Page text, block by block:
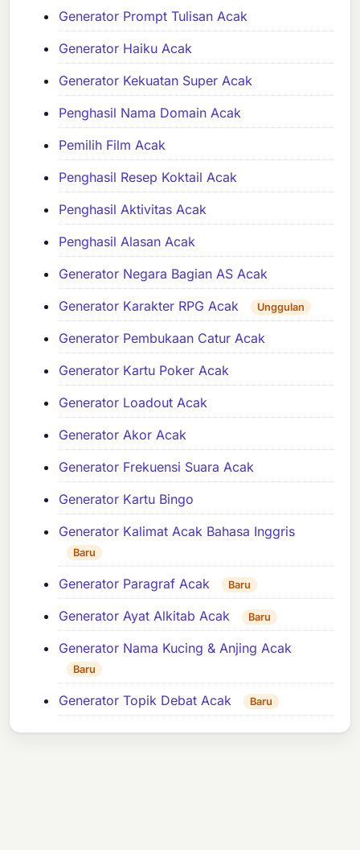
Generator Prompt Tulisan Acak
Generator Haiku Acak
Generator Kekuatan Super Acak
Penghasil Nama Domain Acak
Pemilih Film Acak
Penghasil Resep Koktail Acak
Penghasil Aktivitas Acak
Penghasil Alasan Acak
Generator Negara Bagian AS Acak
Generator Karakter RPG Acak
Unggulan
Generator Pembukaan Catur Acak
Generator Kartu Poker Acak
Generator Loadout Acak
Generator Akor Acak
Generator Frekuensi Suara Acak
Generator Kartu Bingo
Generator Kalimat Acak Bahasa Inggris
Baru
Generator Paragraf Acak Baru
Generator Ayat Alkitab Acak Baru
Generator Nama Kucing & Anjing Acak
Baru
Generator Topik Debat Acak Baru